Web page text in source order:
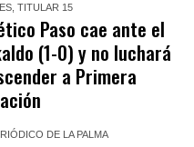
,TITULAR 15
Paso cae ante el
(1-0) y no luchará
a Primera
DE LA PALMA